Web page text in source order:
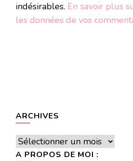
indésirables. En savoir plus
les données de vos
ARCHIVES
Archives
A PROPOS DE MOI :